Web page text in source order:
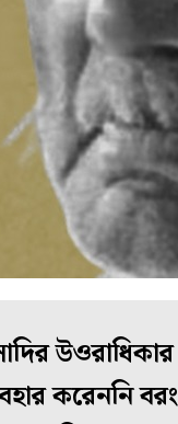
করেননি